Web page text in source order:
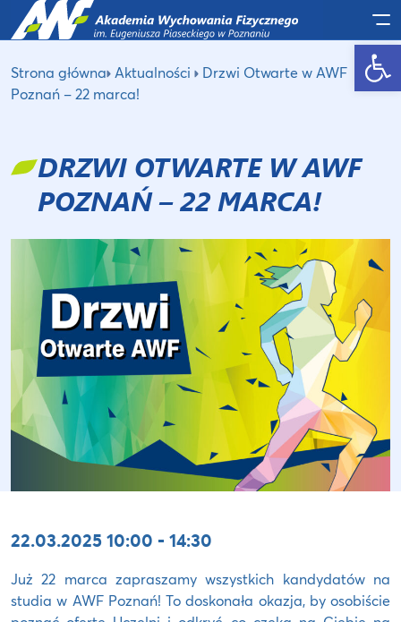
Otwórz pasek narzędzi
Strona główna Aktualności
Drzwi Otwarte w AWF
Poznań – 22 marca!
DRZWI OTWARTE W AWF
POZNAŃ – 22 MARCA!
22.03.2025 10:00 - 14:30
Już 22 marca zapraszamy wszystkich kandydatów na
studia w AWF Poznań! To doskonała okazja, by osobiście